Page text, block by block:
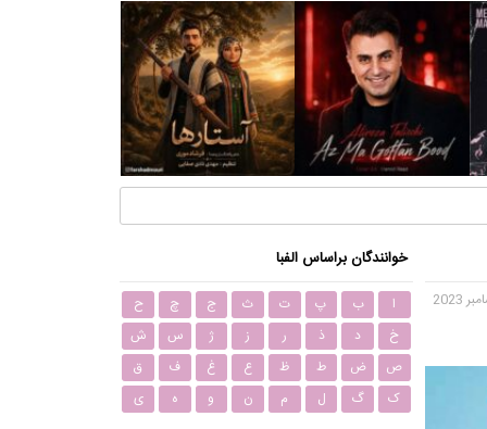
خوانندگان براساس الفبا
ا ب پ ت ث ج چ
ح
خ
د ذ ر ز ژ س
ش
ص
ض ط ظ ع غ ف
ق
ک
گ ل م ن و ه ی